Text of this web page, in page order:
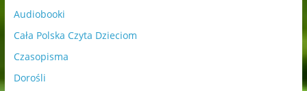
Audiobooki
Cała Polska Czyta Dzieciom
Czasopisma
Dorośli